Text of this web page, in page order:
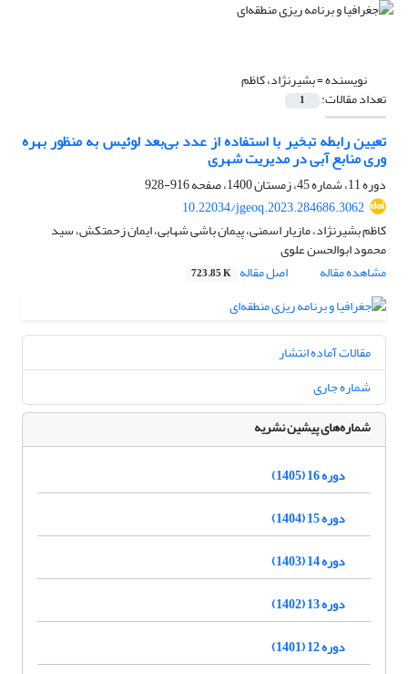
نویسنده =بشیرنژاد، کاظم
تعداد مقالات: 1
تعیین رابطه تبخیر با استفاده از عدد بی‌بعد لوئیس به منظور بهره
وری منابع آبی در مدیریت شهری
دوره 11، شماره 45، زمستان 1400، صفحه
916-928
10.22034/jgeoq.2023.284686.3062
کاظم بشیرنژاد، مازیار اسمنی، پیمان باشی شهابی، ایمان زحمتکش، سید
محمود ابوالحسن علوی
مشاهده مقاله
اصل مقاله 723.85 K
مقالات آماده انتشار
شماره جاری
شماره‌های پیشین نشریه
دوره 16 (1405)
دوره 15 (1404)
دوره 14 (1403)
دوره 13 (1402)
دوره 12 (1401)